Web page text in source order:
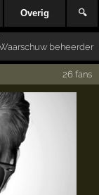
Overig 🔍
26 fans